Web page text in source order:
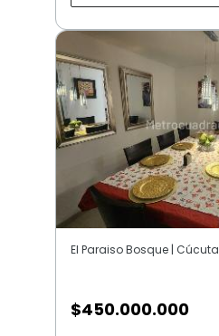
El Paraiso Bosque | Cúcuta
$450.000.000